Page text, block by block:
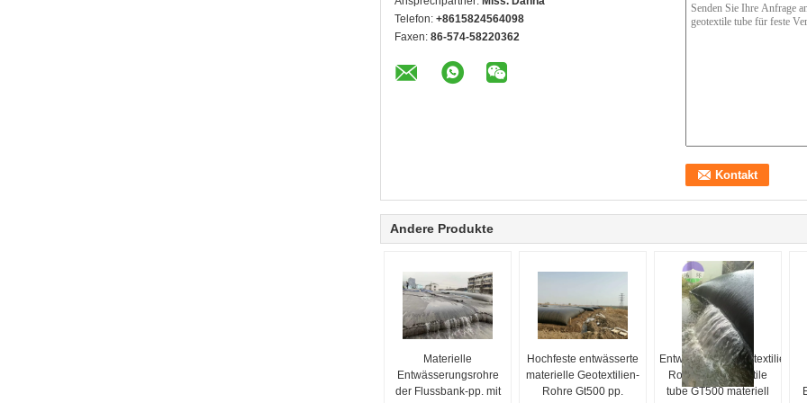
Telefon: +8615824564098
Faxen: 86-574-58220362
Andere Produkte
Materielle
Entwässerungsrohre
der Flussbank-pp. mit
Hochfeste entwässerte
materielle Geotextilien-
Rohre Gt500 pp.
Entwässerungsgeotextilien-
Rohre pp. geotextile
tube GT500 materiell